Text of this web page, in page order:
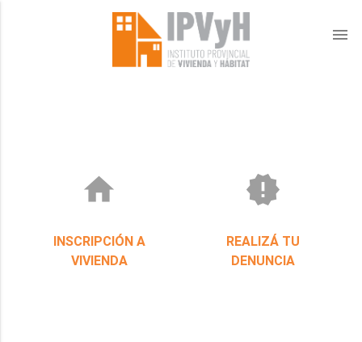
menu
home
INSCRIPCIÓN A
VIVIENDA
new_releases
REALIZÁ TU
DENUNCIA